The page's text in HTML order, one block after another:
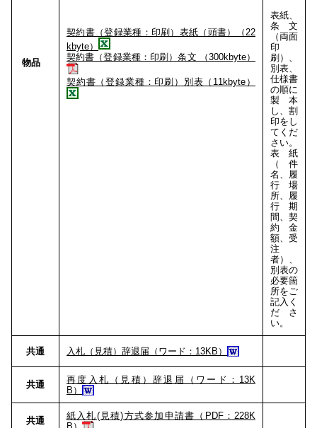
物品
契約書（登録業種：印刷）表紙（頭書）（22
kbyte）
契約書（登録業種：印刷）条文 （300kbyte）
契約書（登録業種：印刷）別表（11kbyte）
表紙、
条文
（両面
印
刷）、
別表、
仕様書
の順に
製本
し、割
印をし
てくだ
さい。
表紙
（件
名、履
行場
所、履
行期
間、契
約金
額、受
注
者）、
別表の
必要箇
所をご
記入く
ださ
い。
共通 入札（見積）辞退届（ワード：13KB）
共通
再度入札（見積）辞退届（ワード：13K
B）
共通
紙入札(見積)方式参加申請書（PDF：228K